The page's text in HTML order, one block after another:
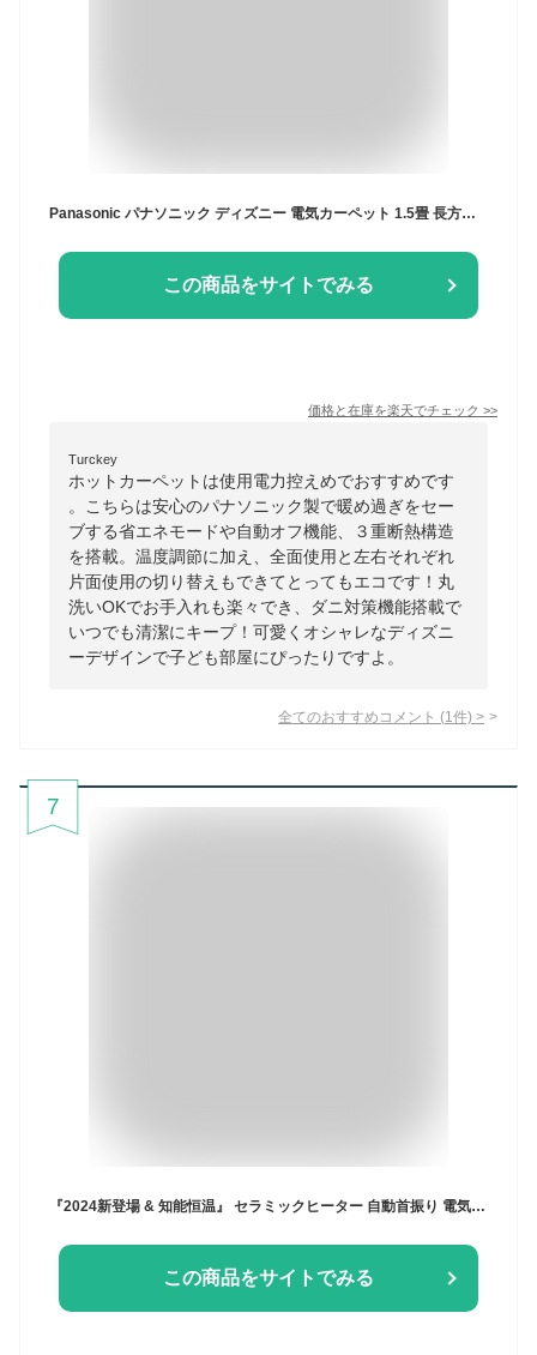
Panasonic パナソニック ディズニー 電気カーペット 1.5畳 長方形 タイマー機能 グレー【送料無料】
この商品をサイトでみる
価格と在庫を楽天でチェック >>
Turckey
ホットカーペットは使用電力控えめでおすすめです
。こちらは安心のパナソニック製で暖め過ぎをセー
ブする省エネモードや自動オフ機能、３重断熱構造
を搭載。温度調節に加え、全面使用と左右それぞれ
片面使用の切り替えもできてとってもエコです！丸
洗いOKでお手入れも楽々でき、ダニ対策機能搭載で
いつでも清潔にキープ！可愛くオシャレなディズニ
ーデザインで子ども部屋にぴったりですよ。
全てのおすすめコメント (1 件) >
7
『2024新登場 & 知能恒温』 セラミックヒーター 自動首振り 電気ファンヒーター 小型 瞬間速暖 大風量 暖房器具 省エネ 3段階温度調整 立体送風 静音 マイナスイオン機能 空気清浄 タイマー機能 過熱保護 転倒OFF 冷暖房 寝室/トイレ/洗面所/台所/PSE認証済み (ブラック)
この商品をサイトでみる